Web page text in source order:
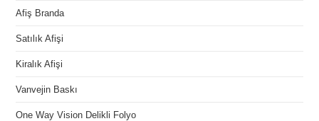
Afiş Branda
Satılık Afişi
Kiralık Afişi
Vanvejin Baskı
One Way Vision Delikli Folyo